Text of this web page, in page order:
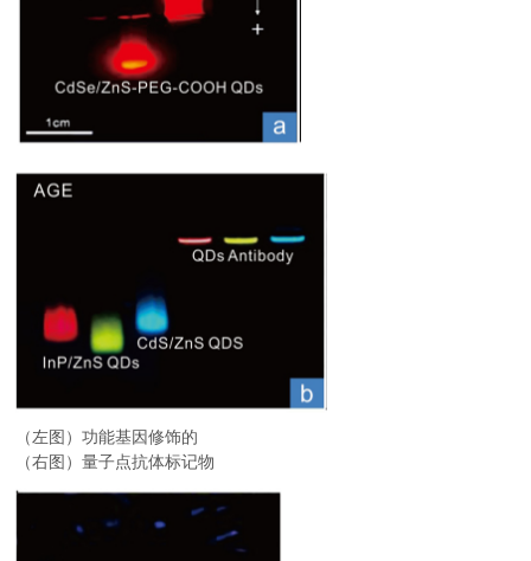
（左图）功能基因修饰的
（右图）量子点抗体标记物